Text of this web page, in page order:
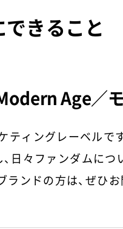
きること
Age／
ィングレーベルで
日々ファンダムにつ
ランドの方は、ぜひ